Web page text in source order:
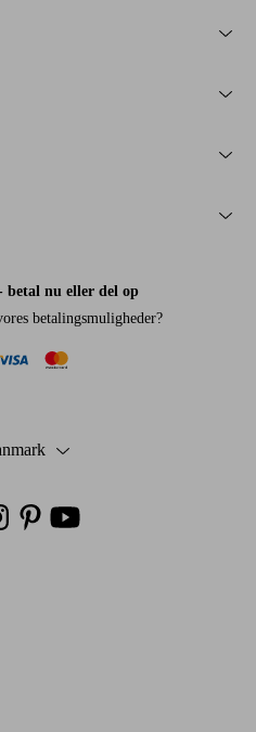
betal nu eller del op
betalingsmuligheder?
land